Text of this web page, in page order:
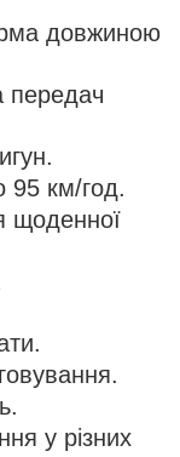
довжиною
передач
95 км/год.
щоденної
у різних